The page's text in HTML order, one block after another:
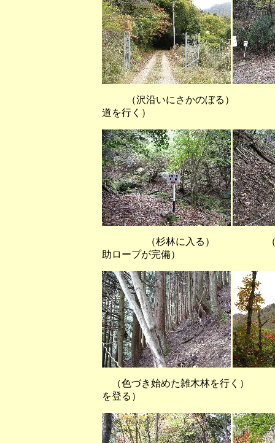
（沢沿いにさかのぼる） （
道を行く）
（杉林に入る） （Ｐ４８８
助ロープが完備）
（色づき始めた雑木林を行く
を登る）